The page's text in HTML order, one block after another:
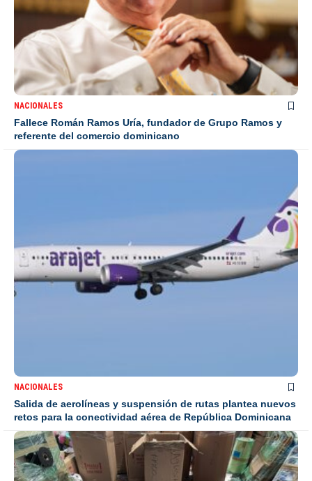
NACIONALES
Fallece Román Ramos Uría, fundador de Grupo Ramos y
referente del comercio dominicano
NACIONALES
Salida de aerolíneas y suspensión de rutas plantea nuevos
retos para la conectividad aérea de República Dominicana